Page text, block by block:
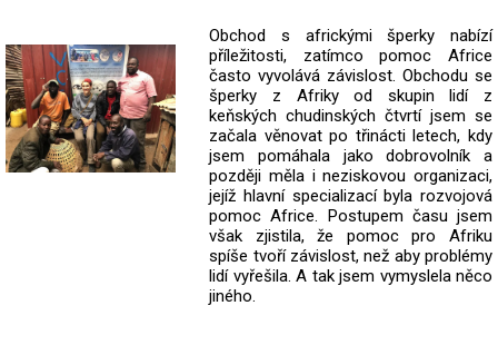
Obchod s africkými šperky nabízí
příležitosti, zatímco pomoc Africe
často vyvolává závislost. Obchodu se
šperky z Afriky od skupin lidí z
keňských chudinských čtvrtí jsem se
začala věnovat po třinácti letech, kdy
jsem pomáhala jako dobrovolník a
později měla i neziskovou organizaci,
jejíž hlavní specializací byla rozvojová
pomoc Africe. Postupem času jsem
však zjistila, že pomoc pro Afriku
spíše tvoří závislost, než aby problémy
lidí vyřešila. A tak jsem vymyslela něco
jiného.